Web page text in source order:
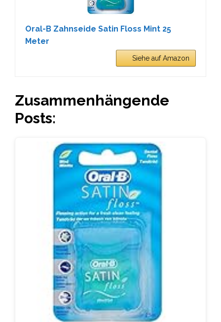
Oral-B Zahnseide Satin Floss Mint 25
Meter
Siehe auf Amazon
Zusammenhängende
Posts: